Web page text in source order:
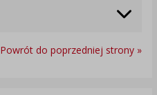
Powrót do poprzedniej strony »